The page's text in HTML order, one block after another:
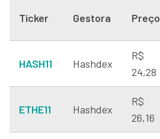
Ticker Gestora Preço
HASH11 Hashdex
R$
24,28
ETHE11 Hashdex
R$
26,16